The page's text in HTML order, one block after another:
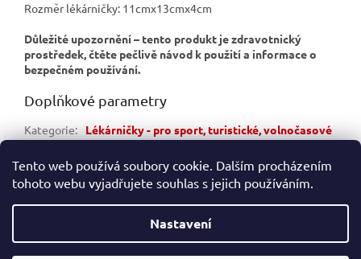
Tento web používá soubory cookie. Dalším procházením
tohoto webu vyjadřujete souhlas s jejich používáním.
Nastavení
Rozměr lékárničky: 11cmx13cmx4cm
Důležité upozornění – tento produkt je zdravotnický
prostředek, čtěte pečlivě návod k použití a informace o
bezpečném používání.
Doplňkové parametry
Kategorie:
Lékárničky - pro sport, turistické, volnočasové
Vytvořil Shoptet